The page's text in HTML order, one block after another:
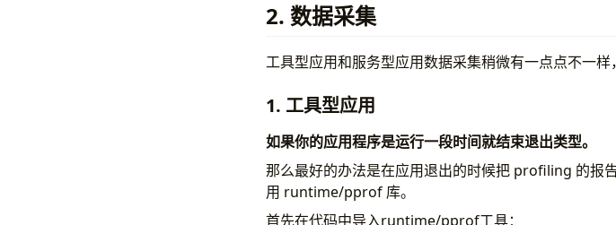
2. 数据采集
工具型应用和服务型应用数据采集稍微有一点点不一样
1. 工具型应用
如果你的应用程序是运行一段时间就结束退出类型。
那么最好的办法是在应用退出的时候把 profiling 的报
用 runtime/pprof 库。
首先在代码中导入runtime/pprof工具：